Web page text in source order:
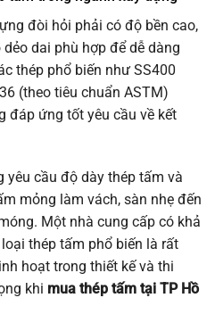
đòi hỏi phải có độ bền cao,
dai phù hợp để dễ dàng
thép phổ biến như SS400
(theo tiêu chuẩn ASTM)
đáp ứng tốt yêu cầu về kết
yêu cầu độ dày thép tấm và
mỏng làm vách, sàn nhẹ đến
Một nhà cung cấp có khả
thép tấm phổ biến là rất
hoạt trong thiết kế và thi
khi mua thép tấm tại TP Hồ